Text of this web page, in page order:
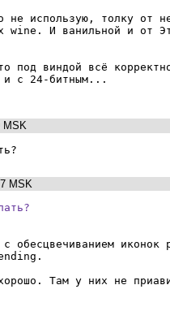
использую, толку от
wine. И ванильной и от
под виндой всё
и с 24-битным...
MSK
MSK
обесцвечиванием иконок
Там у них не